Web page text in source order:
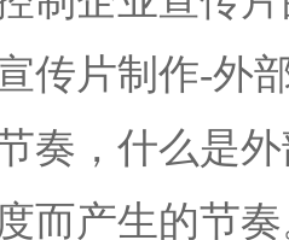
片制作-外
，什么是外
而产生的节